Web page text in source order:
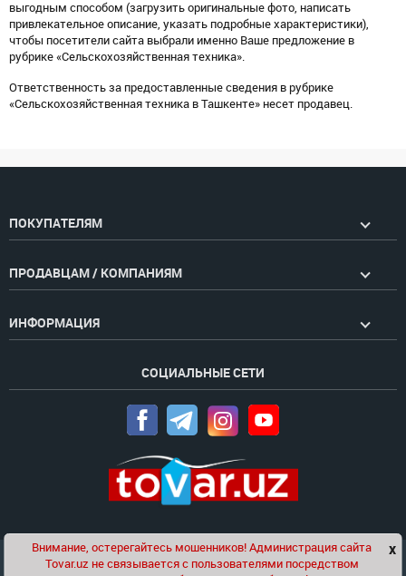
выгодным способом (загрузить оригинальные фото, написать
привлекательное описание, указать подробные характеристики),
чтобы посетители сайта выбрали именно Ваше предложение в
рубрике «Сельскохозяйственная техника».
Ответственность за предоставленные сведения в рубрике
«Сельскохозяйственная техника в Ташкенте» несет продавец.
ПОКУПАТЕЛЯМ
ПРОДАВЦАМ / КОМПАНИЯМ
ИНФОРМАЦИЯ
СОЦИАЛЬНЫЕ СЕТИ
Проект компанииGolden Pages
Чат x
Внимание, остерегайтесь мошенников! Администрация сайта
Tovar.uz не связывается с пользователями посредством